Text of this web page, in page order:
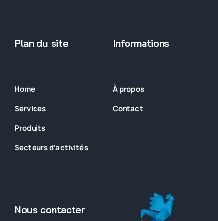
Plan du site
Home
Services
Produits
Secteursd’activités
Informations
À propos
Contact
Nous contacter